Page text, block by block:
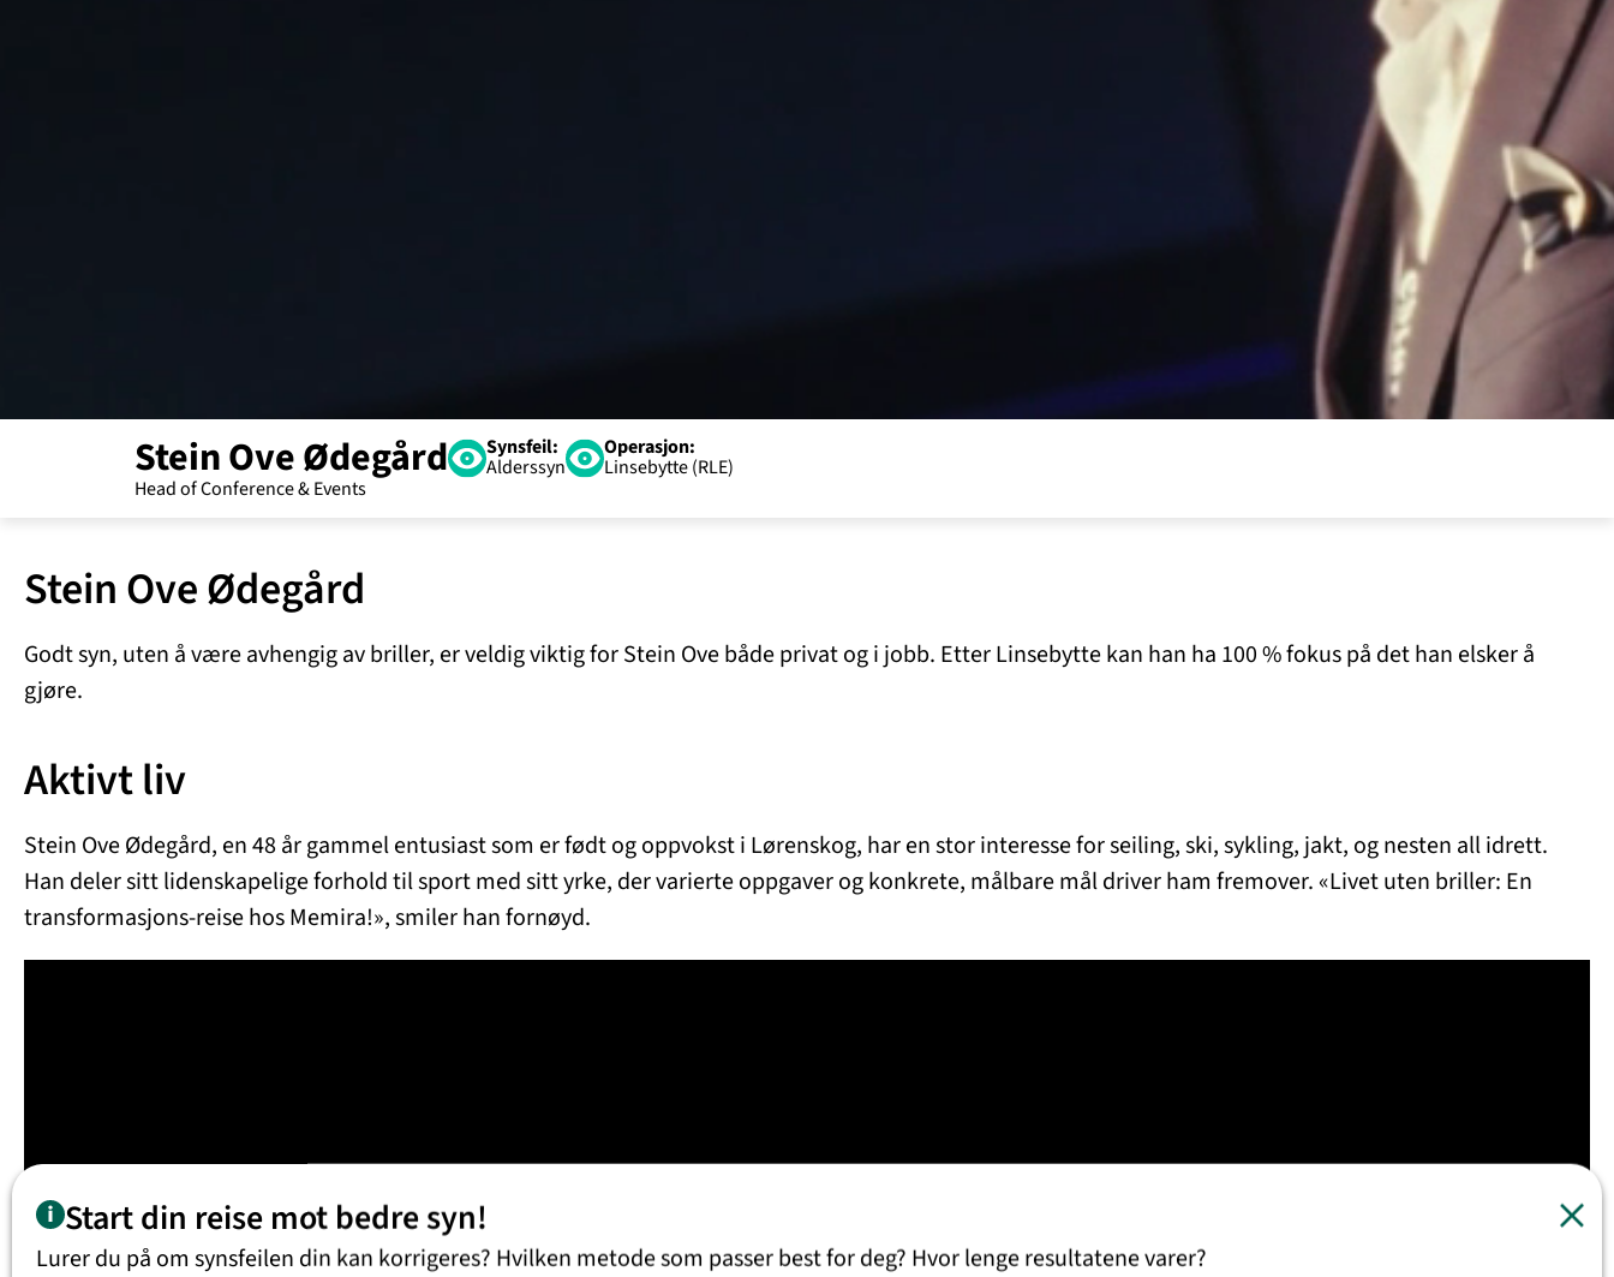
Stein Ove Ødegård Synsfeil:
Alderssyn
Operasjon:
Linsebytte (RLE)
Stein Ove Ødegård
Godt syn, uten å være avhengig av briller, er veldig viktig for Stein Ove både privat og i jobb. Etter Linsebytte kan han ha 100 % fokus på det han elsker å
gjøre.
Aktivt liv
Stein Ove Ødegård, en 48 år gammel entusiast som er født og oppvokst i Lørenskog, har en stor interesse for seiling, ski, sykling, jakt, og nesten all idrett.
Han deler sitt lidenskapelige forhold til sport med sitt yrke, der varierte oppgaver og konkrete, målbare mål driver ham fremover. «Livet uten briller: En
transformasjons-reise hos Memira!», smiler han fornøyd.
Start din reise mot bedre syn!
Lurer du på om synsfeilen din kan korrigeres? Hvilken metode som passer best for deg? Hvor lenge resultatene varer?